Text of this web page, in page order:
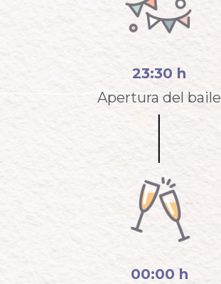
23:30 h
Apertura del baile
00:00 h